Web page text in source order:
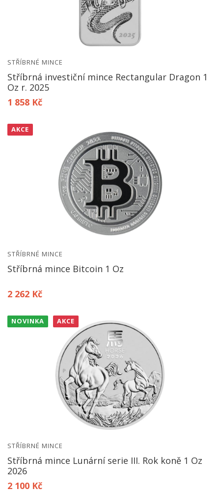
STŘÍBRNÉ MINCE
Stříbrná investiční mince Rectangular Dragon 1
Oz r. 2025
1 858 Kč
AKCE
STŘÍBRNÉ MINCE
Stříbrná mince Bitcoin 1 Oz
2 262 Kč
NOVINKA AKCE
STŘÍBRNÉ MINCE
Stříbrná mince Lunární serie III. Rok koně 1 Oz
2026
2 100 Kč